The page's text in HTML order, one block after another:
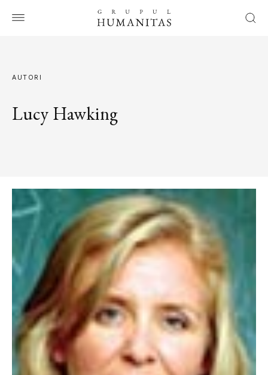
AUTORI
Lucy Hawking